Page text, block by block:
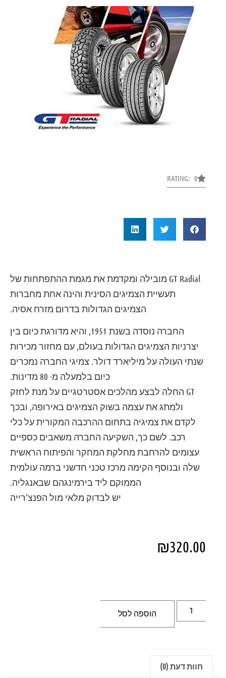
RATING: 0
GT Radial מובילה ומקדמת את מגמת ההתפתחות של
תעשיית הצמיגים הסינית והינה אחת מחברות
הצמיגים הגדולות בדרום מזרח אסיה.
החברה נוסדה בשנת 1951, והיא מדורגת כיום בין
יצרניות הצמיגים הגדולות בעולם, עם מחזור מכירות
שנתי העולה על מיליארד דולר. צמיגי החברה נמכרים
כיום בלמעלה מ- 80 מדינות.
GT החלה לבצע מהלכים אסטרטגיים על מנת לחזק
ולמתג את עצמה בשוק הצמיגים באירופה, ובכך
לקדם את צמיגיה בתחום ההרכבה המקורית על כלי
רכב. לשם כך, השקיעה החברה משאבים כספיים
עצומים להרחבת מחלקת המחקר והפיתוח הראשית
שלה ובנוסף הקימה מרכז טכני חדשני ברמה עולמית
הממוקם ליד בירמינגהם שבאנגליה.
יש לבדוק מלאי מול הפנצ'רייה
₪320.00
הוספה לסל
חוות דעת (0)